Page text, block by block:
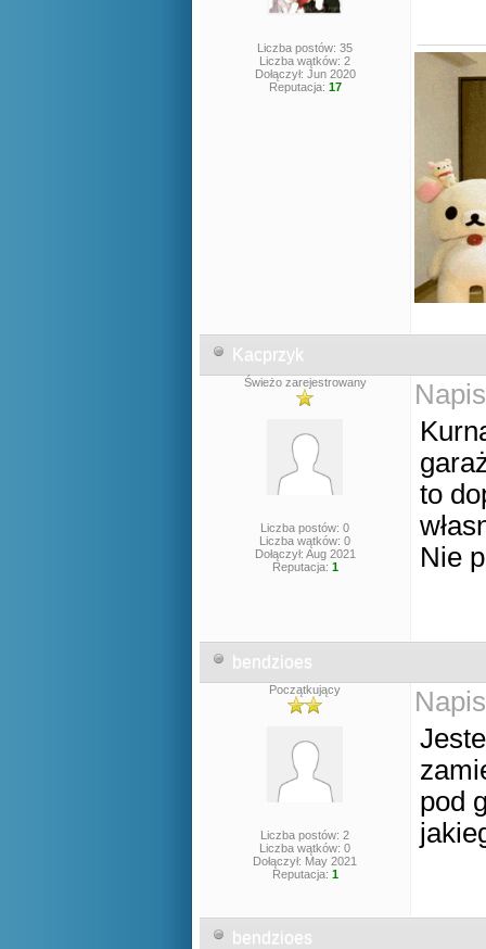
Liczba postów: 35
Liczba wątków: 2
Dołączył: Jun 2020
Reputacja: 17
Kacprzyk
Świeżo zarejestrowany
Liczba postów: 0
Liczba wątków: 0
Dołączył: Aug 2021
Reputacja: 1
to
Nie
bendzioes
Początkujący
Liczba postów: 2
Liczba wątków: 0
Dołączył: May 2021
Reputacja: 1
pod
bendzioes